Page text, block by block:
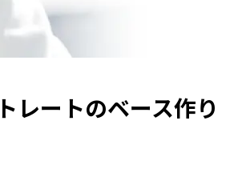
レートのベース作り